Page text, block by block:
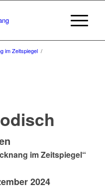
im Zeitspiegel /
im Zeitspiegel“
2024